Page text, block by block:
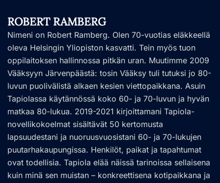
ROBERT RAMBERG
Nimeni on Robert Ramberg. Olen 70-vuotias eläkkeellä
oleva Helsingin Yliopiston kasvatti. Tein myös tuon
oppilaitoksen hallinnossa pitkän uran. Muutimme 2009
Vääksyyn Järvenpäästä: tosin Vääksy tuli tutuksi jo 80-
luvun puolivälistä alkaen kesien viettopaikkana. Asuin
Tapiolassa käytännössä koko 60- ja 70-luvun ja hyvän
matkaa 80-lukua. 2019-2021 kirjoittamani Tapiola-
novellikokoelmat sisältävät 50 kertomusta
lapsuudestani ja nuoruusvuosistani 60- ja 70-lukujen
puutarhakaupungissa. Henkilöt, paikat ja tapahtumat
ovat todellisia. Tapiola elää näissä tarinoissa sellaisena
kuin minä sen muistan – konkreettisena kotipaikkana ja